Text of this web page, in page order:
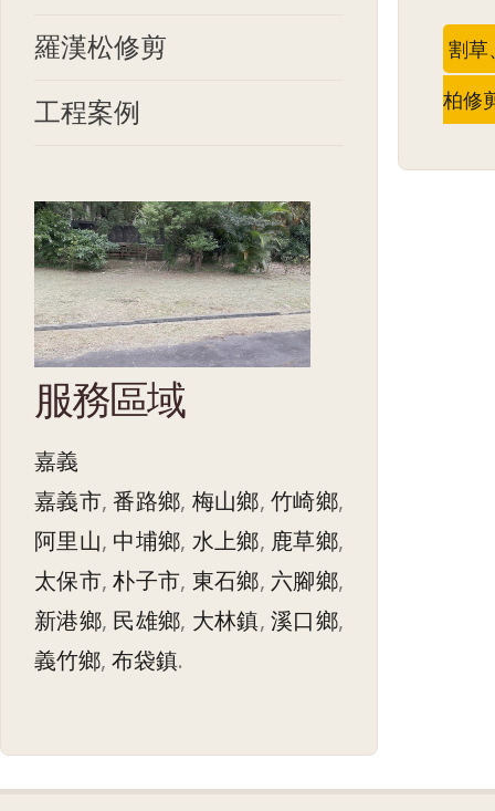
割草
柏修
羅漢松修剪
工程案例
服務區域
嘉義
嘉義市,番路鄉, 梅山鄉,竹崎鄉,
阿里山, 中埔鄉, 水上鄉, 鹿草鄉,
太保市,朴子市, 東石鄉, 六腳鄉,
新港鄉, 民雄鄉, 大林鎮,溪口鄉,
義竹鄉, 布袋鎮.